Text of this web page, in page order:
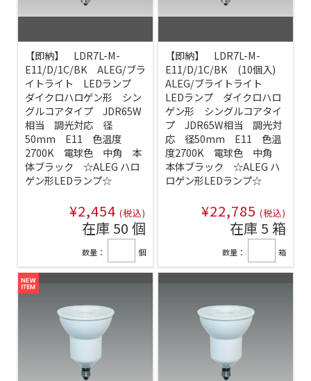
【即納】 LDR7L-M-
E11/D/1C/BK ALEG/ブラ
イトライト LEDランプ
ダイクロハロゲン形 シン
グルコアタイプ JDR65W
相当 調光対応 径
50mm E11 色温度
2700K 電球色 中角 本
体ブラック ☆ALEG ハロ
ゲン形LEDランプ☆
¥2,454 (税込)
在庫 50 個
数量： 個
【即納】 LDR7L-M-
E11/D/1C/BK (10個入)
ALEG/ブライトライト
LEDランプ ダイクロハロ
ゲン形 シングルコアタイ
プ JDR65W相当 調光対
応 径50mm E11 色温
度2700K 電球色 中角
本体ブラック ☆ALEG ハ
ロゲン形LEDランプ☆
¥22,785 (税込)
在庫 5 箱
数量： 箱